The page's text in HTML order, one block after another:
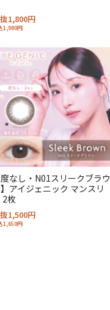
1,800円
1,980円
度なし・N01スリークブラウ
アイジェニック マンスリ
2枚
1,500円
1,650円